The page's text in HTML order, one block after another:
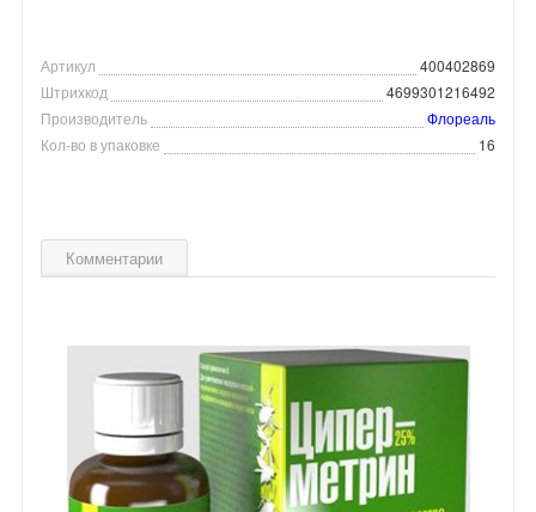
Артикул
400402869
Штрихкод
4699301216492
Производитель
Флореаль
Кол-во в упаковке
16
Комментарии